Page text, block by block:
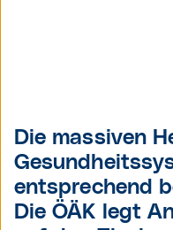
Die massiven
entsprechend
Die ÖÄK legt